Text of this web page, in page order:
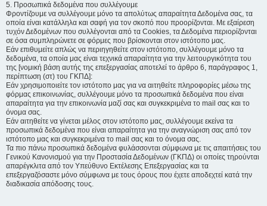
5. Προσωπικά δεδομένα που συλλέγουμε
Φροντίζουμε να συλλέγουμε μόνο τα απολύτως απαραίτητα Δεδομένα σας, τα
οποία είναι κατάλληλα και σαφή για τον σκοπό που προορίζονται. Με εξαίρεση
τυχόν Δεδομένων που συλλέγονται από τα Cookies, τα Δεδομένα περιορίζονται
σε όσα συμπληρώνετε σε φόρμες που βρίσκονται στον ιστότοπο μας.
Εάν επιθυμείτε απλώς να περιηγηθείτε στον ιστότοπο, συλλέγουμε μόνο τα
δεδομένα, τα οποία μας είναι τεχνικά απαραίτητα για την λειτουργικότητα του
της [νομική βάση αυτής της επεξεργασίας αποτελεί το άρθρο 6, παράγραφος 1,
περίπτωση (στ) του ΓΚΠΔ]:
Εάν χρησιμοποιείτε τον ιστότοπο μας για να αιτηθείτε πληροφορίες μέσω της
φόρμας επικοινωνίας, συλλέγουμε μόνο τα προσωπικά δεδομένα που είναι
απαραίτητα για την επικοινωνία μαζί σας και συγκεκριμένα το mail σας και το
όνομα σας.
Εάν αιτηθείτε να γίνεται μέλος στον ιστότοπο μας, συλλέγουμε εκείνα τα
προσωπικά δεδομένα που είναι απαραίτητα για την αναγνώριση σας από τον
ιστότοπο μας και συγκεκριμένα το mail σας και το όνομα σας.
Τα πιο πάνω προσωπικά δεδομένα φυλάσσονται σύμφωνα με τις απαιτήσεις του
Γενικού Κανονισμού για την Προστασία Δεδομένων (ΓΚΠΔ) οι οποίες τηρούνται
απαρέγκλιτα από τον Υπεύθυνο Εκτέλεσης Επεξεργασίας και τα
επεξεργαζόσαστε μόνο σύμφωνα με τους όρους που έχετε αποδεχτεί κατά την
διαδικασία απόδοσης τους.